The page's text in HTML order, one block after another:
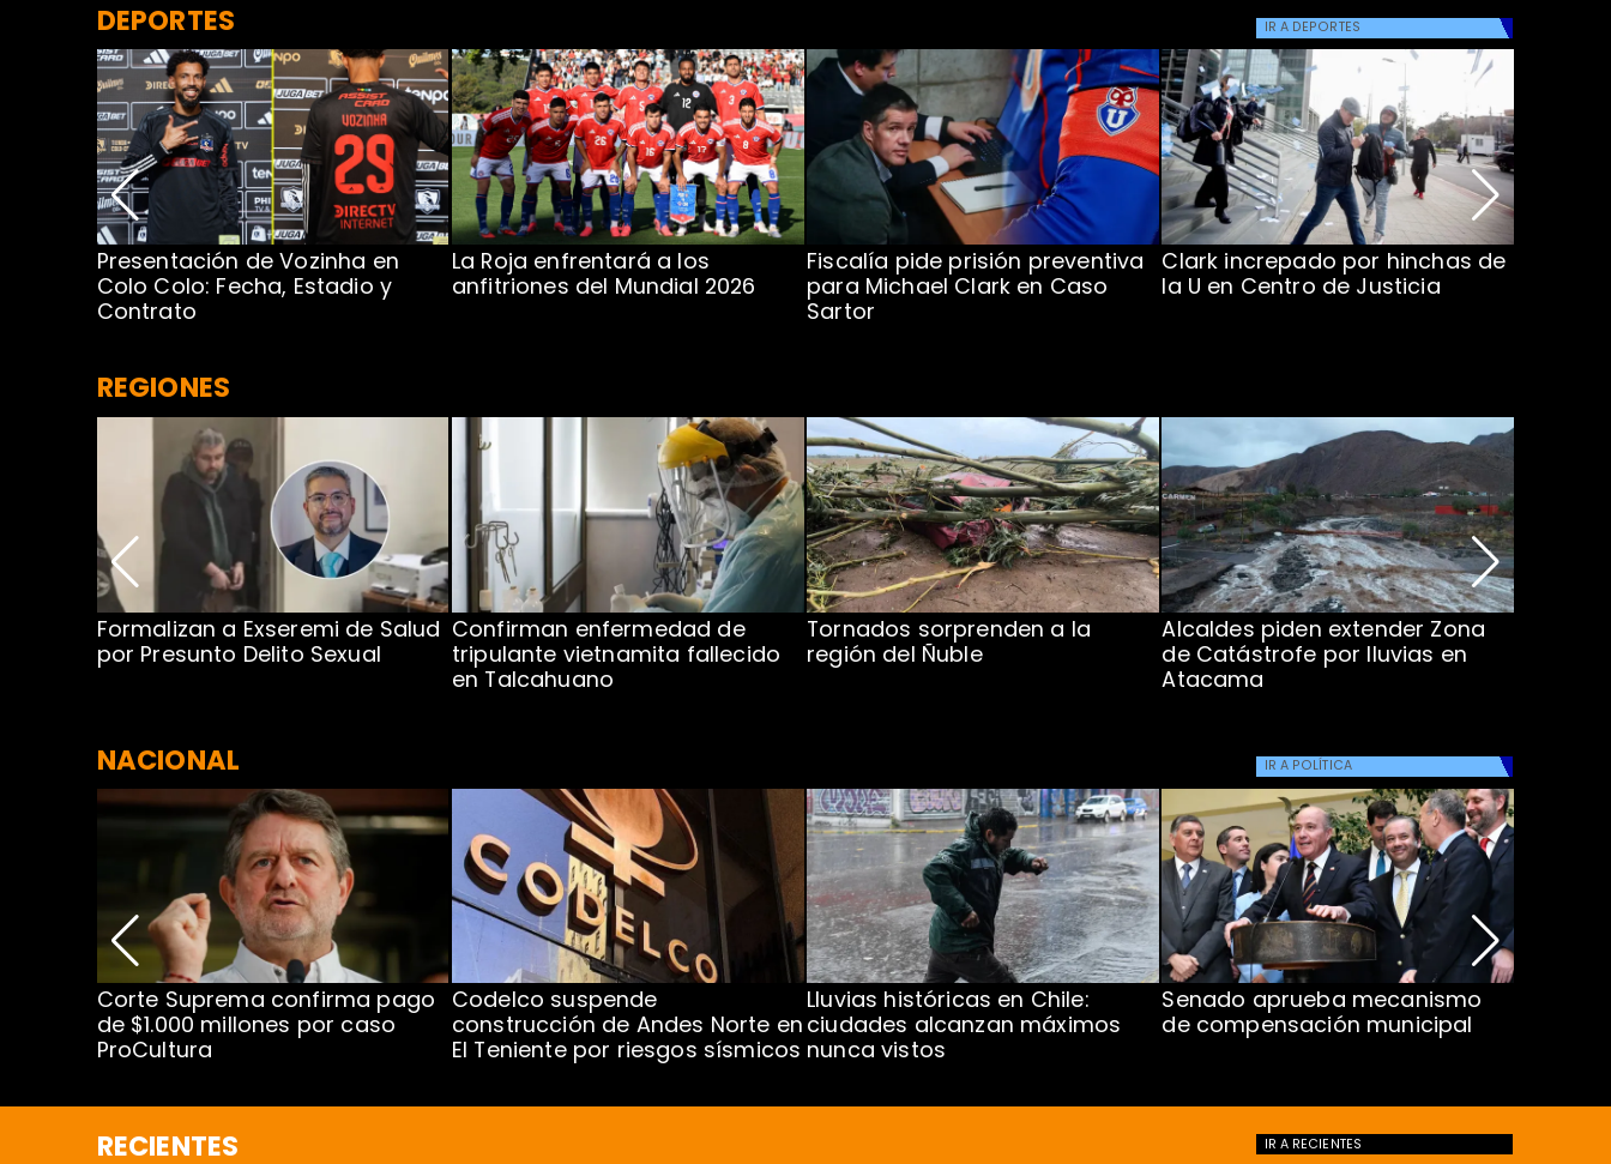
DEPORTES IR A DEPORTES
Presentación de Vozinha en
Colo Colo: Fecha, Estadio y
Contrato
La Roja enfrentará a los
anfitriones del Mundial 2026
Fiscalía pide prisión preventiva
para Michael Clark en Caso
Sartor
Clark increpado por hinchas de
la U en Centro de Justicia
REGIONES
Formalizan a Exseremi de Salud
por Presunto Delito Sexual
Confirman enfermedad de
tripulante vietnamita fallecido
en Talcahuano
Tornados sorprenden a la
región del Ñuble
Alcaldes piden extender Zona
de Catástrofe por lluvias en
Atacama
NACIONAL IR A POLÍTICA
Corte Suprema confirma pago
de $1.000 millones por caso
ProCultura
Codelco suspende
construcción de Andes Norte en
El Teniente por riesgos sísmicos
Lluvias históricas en Chile:
ciudades alcanzan máximos
nunca vistos
Senado aprueba mecanismo
de compensación municipal
RECIENTES IR A RECIENTES